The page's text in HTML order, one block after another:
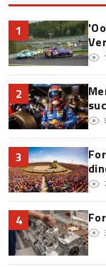
1
2
3
4